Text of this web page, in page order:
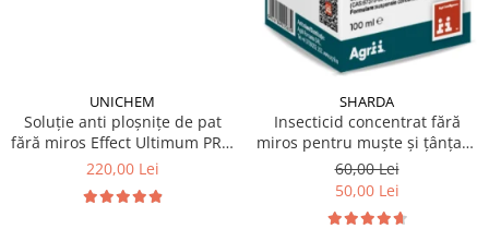
UNICHEM
Soluție anti ploșnițe de pat
fără miros Effect Ultimum PRO
500 ml
220,00 Lei
SHARDA
Insecticid concentrat fără
miros pentru muște și țânțari,
Alfasect 100ml
60,00 Lei
50,00 Lei